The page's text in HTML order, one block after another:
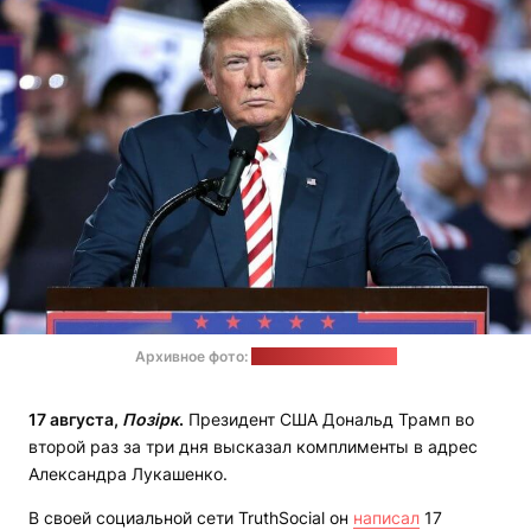
Архивное фото:
17 августа, Позірк. Президент США Дональд Трамп во
второй раз за три дня высказал комплименты в адрес
Александра Лукашенко.
В своей социальной сети TruthSocial он написал 17